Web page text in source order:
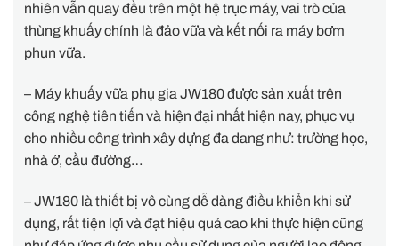
nhiên vẫn quay đều trên một hệ trục máy, vai trò của
thùng khuấy chính là đảo vữa và kết nối ra máy bơm
phun vữa.
– Máy khuấy vữa phụ gia JW180 được sản xuất trên
công nghệ tiên tiến và hiện đại nhất hiện nay, phục vụ
cho nhiều công trình xây dựng đa dang như: trường học,
nhà ở, cầu đường…
– JW180 là thiết bị vô cùng dễ dàng điều khiển khi sử
dụng, rất tiện lợi và đạt hiệu quả cao khi thực hiện cũng